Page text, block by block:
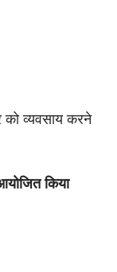
को व्यवसाय करने
किया